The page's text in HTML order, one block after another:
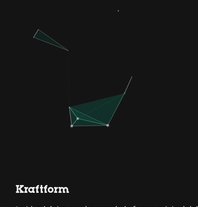
Kraftform